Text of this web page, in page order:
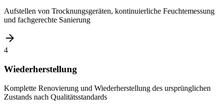
Aufstellen von Trocknungsgeräten, kontinuierliche Feuchtemessung
und fachgerechte Sanierung
4
Wiederherstellung
Komplette Renovierung und Wiederherstellung des ursprünglichen
Zustands nach Qualitätsstandards